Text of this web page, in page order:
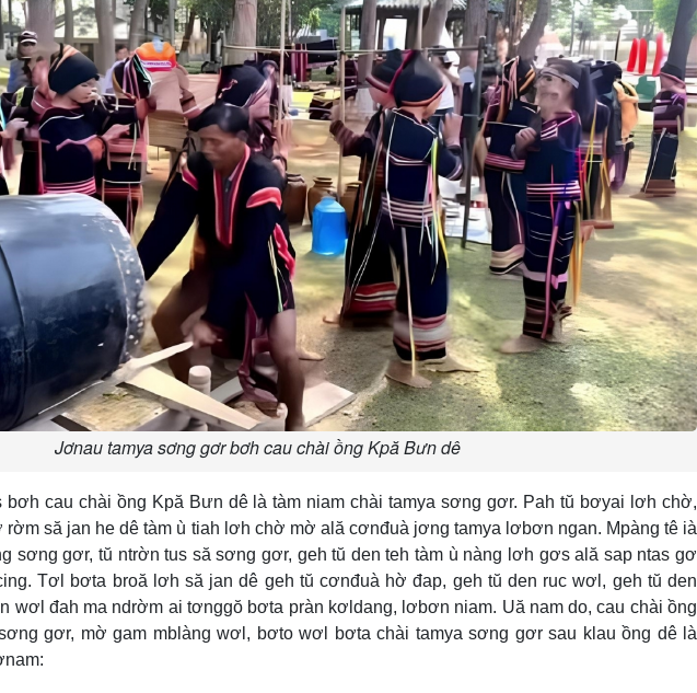
Jơnau tamya sơng gơr bơh cau chài ồng Kpă Bưn dê
cau chài ồng Kpă Bưn dê là tàm niam chài tamya sơng gơr. Pah tŭ bơyai lơh chờ,
rờm să jan he dê tàm ù tiah lơh chờ mờ ală cơnđuà jơng tamya lơbơn ngan. Mpàng tê ià
sơng gơr, tŭ ntrờn tus să sơng gơr, geh tŭ den teh tàm ù nàng lơh gơs ală sap ntas gơ
Tơl bơta broă lơh să jan dê geh tŭ cơnđuà hờ đap, geh tŭ den ruc wơl, geh tŭ den
wơl đah ma ndrờm ai tơnggŏ bơta pràn kơldang, lơbơn niam. Uă nam do, cau chài ồng
gơr, mờ gam mblàng wơl, bơto wơl bơta chài tamya sơng gơr sau klau ồng dê là